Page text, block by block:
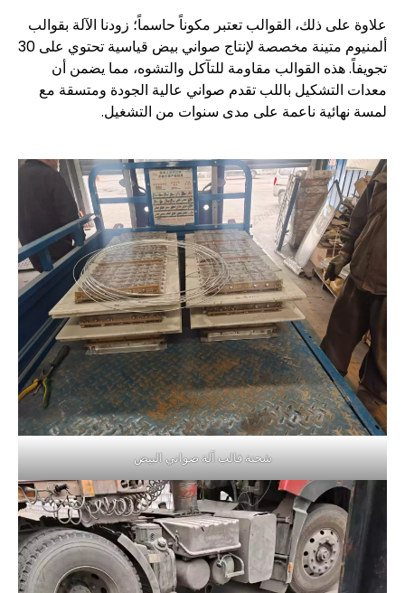
علاوة على ذلك، القوالب تعتبر مكوناً حاسماً؛ زودنا الآلة بقوالب
ألمنيوم متينة مخصصة لإنتاج صواني بيض قياسية تحتوي على 30
تجويفاً. هذه القوالب مقاومة للتآكل والتشوه، مما يضمن أن
معدات التشكيل باللب تقدم صواني عالية الجودة ومتسقة مع
لمسة نهائية ناعمة على مدى سنوات من التشغيل.
شحنة قالب آلة صواني البيض